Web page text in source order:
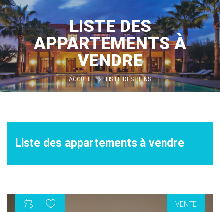
LISTE DES
APPARTEMENTS À
VENDRE
ACCUEIL LISTE DES BIENS
Liste des appartements à vendre
VENTE